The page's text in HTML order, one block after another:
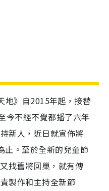
》自2015年起，接替
今不經不覺都播了六年
新人，近日就宣佈將
止。至於全新的兒童節
找舊將回巢，就有傳
製作和主持全新節